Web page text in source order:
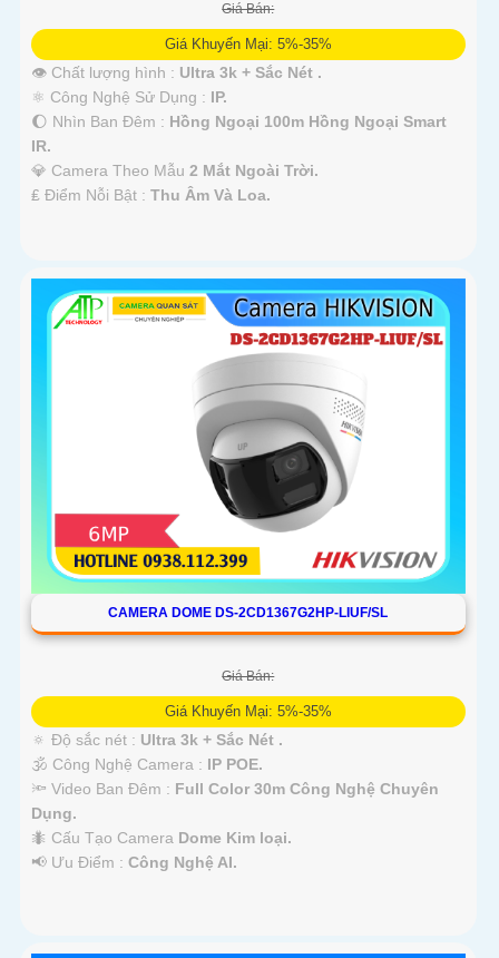
Giá Bán:
Giá Khuyến Mại: 5%-35%
👁 Chất lượng hình : Ultra 3k + Sắc Nét .
⚛️ Công Nghệ Sử Dụng : IP.
🌔 Nhìn Ban Đêm : Hồng Ngoại 100m Hồng Ngoại Smart
IR.
💎 Camera Theo Mẫu 2 Mắt Ngoài Trời.
️₤ Điểm Nỗi Bật : Thu Âm Và Loa.
CAMERA DOME DS-2CD1367G2HP-LIUF/SL
Giá Bán:
Giá Khuyến Mại: 5%-35%
🔅 Độ sắc nét : Ultra 3k + Sắc Nét .
🕉️ Công Nghệ Camera : IP POE.
🔦 Video Ban Đêm : Full Color 30m Công Nghệ Chuyên
Dụng.
🐜 Cấu Tạo Camera Dome Kim loại.
️📢 Ưu Điểm : Công Nghệ AI.